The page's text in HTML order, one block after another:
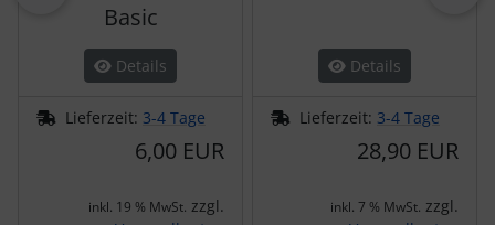
Basic
Details
Lieferzeit: 3-4 Tage
6,00 EUR
inkl. 19 % MwSt. zzgl.
Details
Lieferzeit: 3-4 Tage
28,90 EUR
inkl. 7 % MwSt. zzgl.